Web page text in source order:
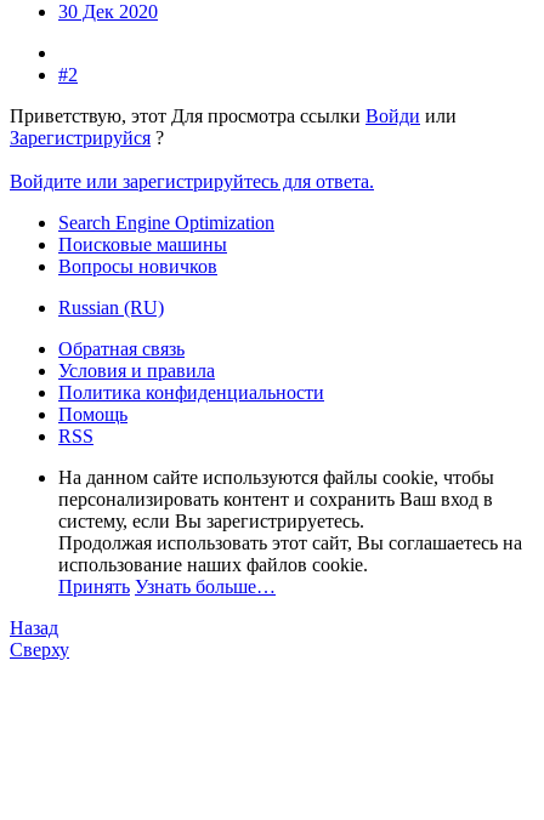
30 Дек 2020
#2
Приветствую, этот Для просмотра ссылки Войди или
Зарегистрируйся ?
Войдите или зарегистрируйтесь для ответа.
Search Engine Optimization
Поисковые машины
Вопросы новичков
Russian (RU)
Обратная связь
Условия и правила
Политика конфиденциальности
Помощь
RSS
На данном сайте используются файлы cookie, чтобы
персонализировать контент и сохранить Ваш вход в
систему, если Вы зарегистрируетесь.
Продолжая использовать этот сайт, Вы соглашаетесь на
использование наших файлов cookie.
Принять Узнать больше…
Назад
Сверху